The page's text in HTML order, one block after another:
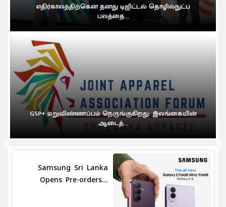
எதிர்காலத்திற்கென தனது டிஜிட்டல் தொழில்நுட்ப
பலத்தை...
GSP+ மறுவிண்ணப்பம் நெருங்குகிறது: இலங்கையின்
ஆடைத்...
Samsung Sri Lanka
Opens Pre-orders...